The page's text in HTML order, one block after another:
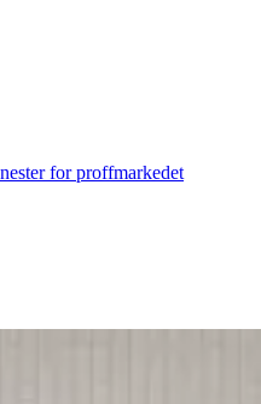
for proffmarkedet